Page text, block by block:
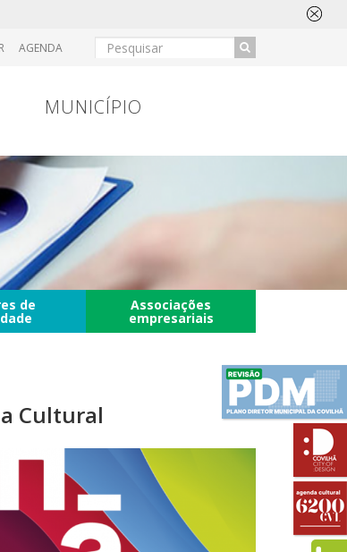
AGENDA
MUNICÍPIO
de Associações
empresariais
Cultural